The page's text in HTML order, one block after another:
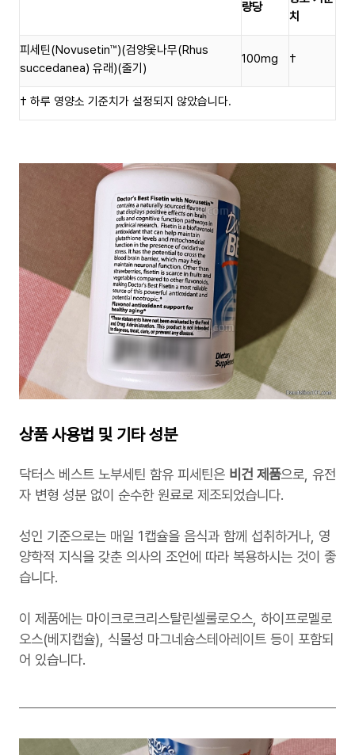
량당
치
피세틴(Novusetin™️)(검양옻나무(Rhus
succedanea) 유래)(줄기)
100mg †
† 하루 영양소 기준치가 설정되지 않았습니다.
상품 사용법 및 기타 성분
닥터스 베스트 노부세틴 함유 피세틴은 비건 제품으로, 유전
자 변형 성분 없이 순수한 원료로 제조되었습니다.
성인 기준으로는 매일 1캡슐을 음식과 함께 섭취하거나, 영
양학적 지식을 갖춘 의사의 조언에 따라 복용하시는 것이 좋
습니다.
이 제품에는 마이크로크리스탈린셀룰로오스, 하이프로멜로
오스(베지캡슐), 식물성 마그네슘스테아레이트 등이 포함되
어 있습니다.